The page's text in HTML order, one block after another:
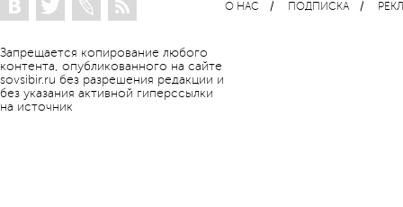
Запрещается копирование любого
контента, опубликованного на сайте
sovsibir.ru без разрешения редакции и
без указания активной гиперссылки
на источник
О НАС ПОДПИСКА